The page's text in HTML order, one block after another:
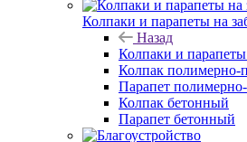
Колпаки и парапеты на
Назад
Колпаки и парапеты
Колпак полимерно-
Парапет
Колпак бетонный
Парапет бетонный